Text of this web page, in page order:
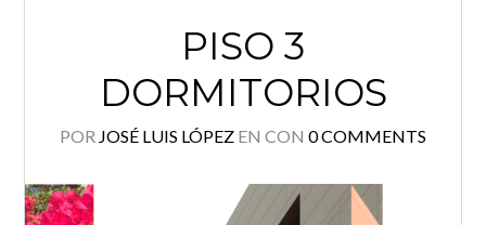
PISO 3
DORMITORIOS
POR JOSÉ LUIS LÓPEZ EN CON 0 COMMENTS